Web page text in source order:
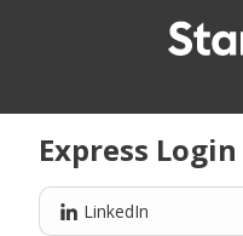
Express Login
LinkedIn